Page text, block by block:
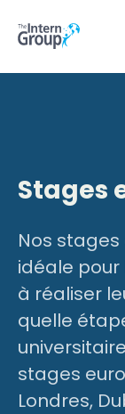
Stages
Nos
idéale
à réaliser
quelle
stages
Londres,